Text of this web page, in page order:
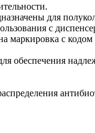
для
с
маркировка с